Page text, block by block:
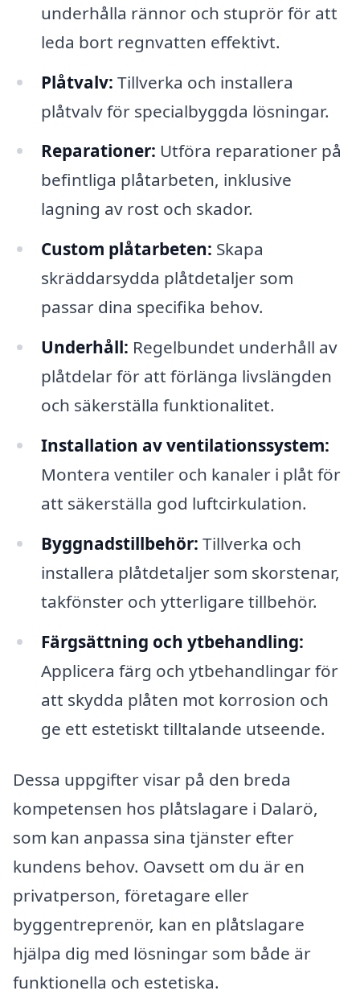
underhålla rännor och stuprör för att
leda bort regnvatten effektivt.
Plåtvalv: Tillverka och installera
plåtvalv för specialbyggda lösningar.
Reparationer: Utföra reparationer på
befintliga plåtarbeten, inklusive
lagning av rost och skador.
Custom plåtarbeten: Skapa
skräddarsydda plåtdetaljer som
passar dina specifika behov.
Underhåll: Regelbundet underhåll av
plåtdelar för att förlänga livslängden
och säkerställa funktionalitet.
Installation av ventilationssystem:
Montera ventiler och kanaler i plåt för
att säkerställa god luftcirkulation.
Byggnadstillbehör: Tillverka och
installera plåtdetaljer som skorstenar,
takfönster och ytterligare tillbehör.
Färgsättning och ytbehandling:
Applicera färg och ytbehandlingar för
att skydda plåten mot korrosion och
ge ett estetiskt tilltalande utseende.
Dessa uppgifter visar på den breda
kompetensen hos plåtslagare i Dalarö,
som kan anpassa sina tjänster efter
kundens behov. Oavsett om du är en
privatperson, företagare eller
byggentreprenör, kan en plåtslagare
hjälpa dig med lösningar som både är
funktionella och estetiska.